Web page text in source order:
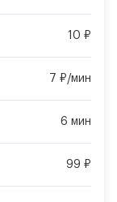
10 ₽
7 ₽/мин
6 мин
99 ₽